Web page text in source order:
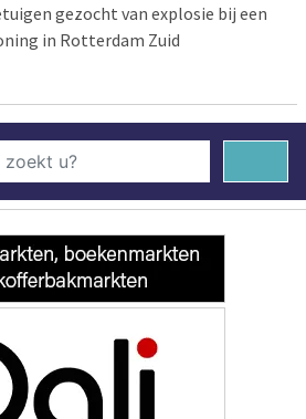
gezocht van explosie bij een
in Rotterdam Zuid